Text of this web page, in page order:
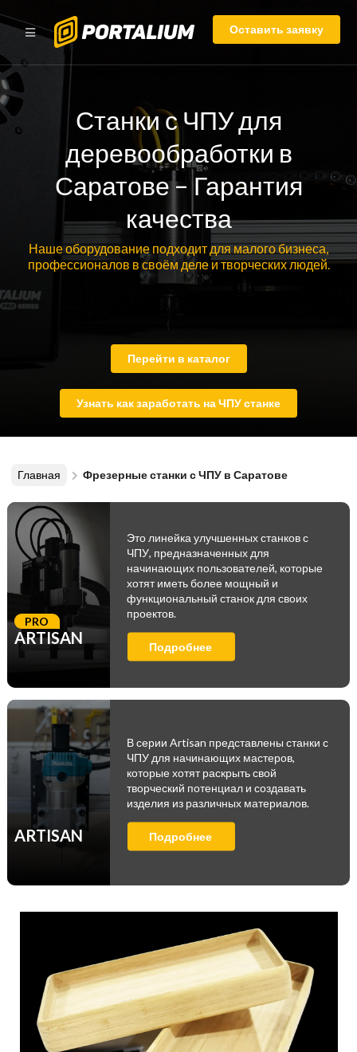
Оставить заявку
Станки с ЧПУ для
деревообработки в
Саратове – Гарантия
качества
Наше оборудование подходит для малого бизнеса,
профессионалов в своём деле и творческих людей.
Перейти в каталог
Узнать как заработать на ЧПУ станке
Главная Фрезерные станки с ЧПУ в Саратове
ARTISAN
PRO
Это линейка улучшенных станков с
ЧПУ, предназначенных для
начинающих пользователей, которые
хотят иметь более мощный и
функциональный станок для своих
проектов.
Подробнее
ARTISAN
В серии Artisan представлены станки с
ЧПУ для начинающих мастеров,
которые хотят раскрыть свой
творческий потенциал и создавать
изделия из различных материалов.
Подробнее